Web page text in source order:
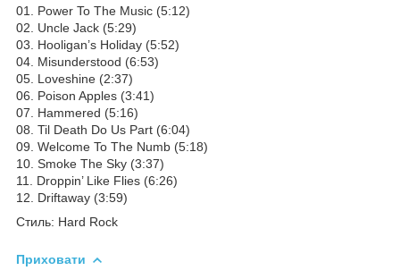
01. Power To The Music (5:12)
02. Uncle Jack (5:29)
03. Hooligan’s Holiday (5:52)
04. Misunderstood (6:53)
05. Loveshine (2:37)
06. Poison Apples (3:41)
07. Hammered (5:16)
08. Til Death Do Us Part (6:04)
09. Welcome To The Numb (5:18)
10. Smoke The Sky (3:37)
11. Droppin’ Like Flies (6:26)
12. Driftaway (3:59)
Стиль: Hard Rock
Приховати